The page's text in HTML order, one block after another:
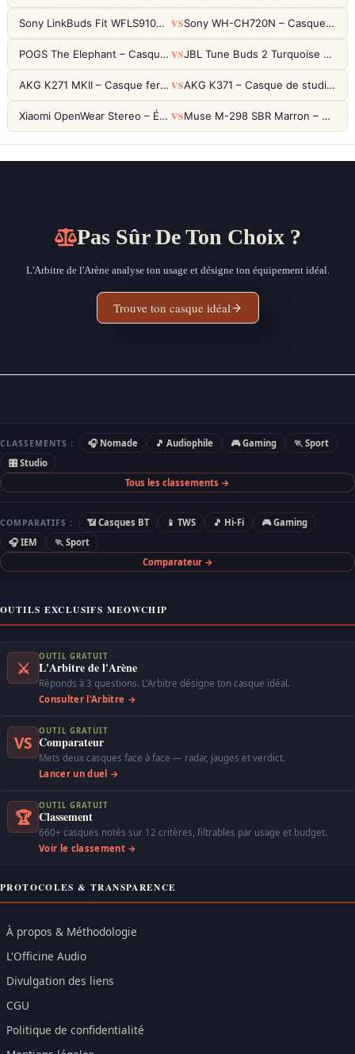
Sony LinkBuds Fit WFLS910NW Blanc – Écouteurs Sport Ailes ANC VS Sony WH-CH720N – Casque ANC 35h, Ultra-léger (192g) avec Processeur V1
POGS The Elephant – Casque Filaire Enfants 85dB POGS-Safe™ (Éco-Responsable) VS JBL Tune Buds 2 Turquoise – Écouteurs True Wireless avec ANC et autonomie 48h
AKG K271 MKII – Casque fermé studio fiable pour une écoute neutre VS AKG K371 – Casque de studio fermé 50mm titane, réponse 5Hz-50kHz
Xiaomi OpenWear Stereo – Écouteurs Open-Ear Hi-Res avec réduction de fuite sonore VS Muse M-298 SBR Marron – Casque Bluetooth ANC avec 66h d'autonomie
Pas Sûr De Ton Choix ?
L'Arbitre de l'Arène analyse ton usage et désigne ton équipement idéal.
Trouve ton casque idéal
CLASSEMENTS : 🎧 Nomade 🎵 Audiophile 🎮 Gaming
🏃 Sport
🎛 Studio
Tous les classements →
COMPARATIFS : 📶 Casques BT 📱 TWS 🎵 Hi-Fi
🎮 Gaming
🎧 IEM
🏃 Sport
Comparateur →
OUTILS EXCLUSIFS MEOWCHIP
⚔
OUTIL GRATUIT
L'Arbitre de l'Arène
Réponds à 3 questions. L'Arbitre désigne ton casque idéal.
Consulter l'Arbitre →
VS
OUTIL GRATUIT
Comparateur
Mets deux casques face à face — radar, jauges et verdict.
Lancer un duel →
🏆
OUTIL GRATUIT
Classement
660+ casques notés sur 12 critères, filtrables par usage et budget.
Voir le classement →
PROTOCOLES & TRANSPARENCE
À propos & Méthodologie
L'Officine Audio
Divulgation des liens
CGU
Politique de confidentialité